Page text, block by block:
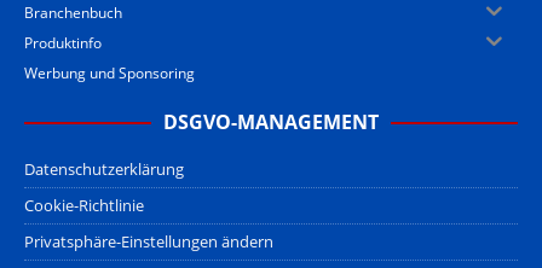
Branchenbuch
Produktinfo
Werbung und Sponsoring
DSGVO-MANAGEMENT
Datenschutzerklärung
Cookie-Richtlinie
Privatsphäre-Einstellungen ändern